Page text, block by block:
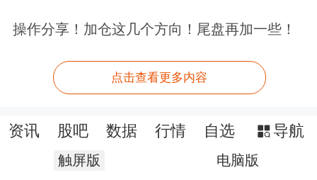
操作分享！加仓这几个方向！尾盘再加一些！
点击查看更多内容
资讯 股吧 数据 行情 自选 导航
触屏版 电脑版